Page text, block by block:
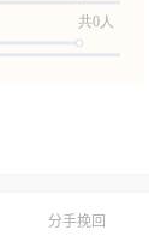
共0人
分手挽回